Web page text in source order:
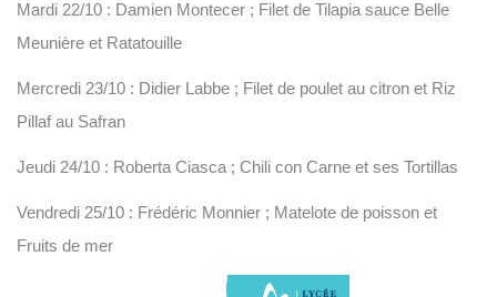
Mardi 22/10 : Damien Montecer ; Filet de Tilapia sauce Belle
Meunière et Ratatouille
Mercredi 23/10 : Didier Labbe ; Filet de poulet au citron et Riz
Pillaf au Safran
Jeudi 24/10 : Roberta Ciasca ; Chili con Carne et ses Tortillas
Vendredi 25/10 : Frédéric Monnier ; Matelote de poisson et
Fruits de mer